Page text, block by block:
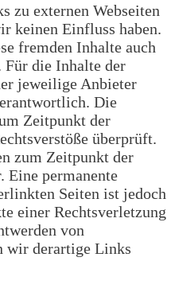
zu externen Webseiten
keinen Einfluss haben.
fremden Inhalte auch
Für die Inhalte der
jeweilige Anbieter
Die
Zeitpunkt der
überprüft.
zum Zeitpunkt der
Eine permanente
Seiten ist jedoch
einer Rechtsverletzung
von
wir derartige Links